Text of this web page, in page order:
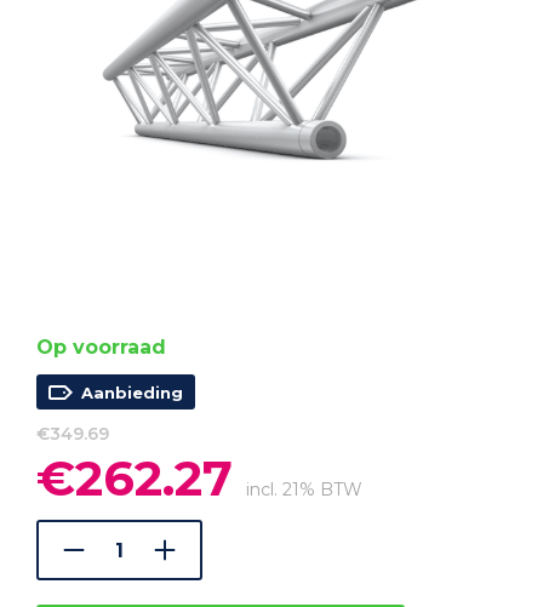
Op voorraad
Aanbieding
€349.69
Oorspronkelijke
prijs
was:
€349.69.
€262.27 prijs
incl. 21% BTW